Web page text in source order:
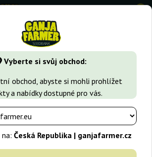
Vyberte si svůj obchod:
obchod, abyste si mohli prohlížet
a nabídky dostupné pro vás.
Česká Republika | ganjafarmer.cz
0
Druhy Marihuany OG Kush Og Kush